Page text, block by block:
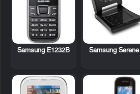
Samsung Serene
Samsung E1232B